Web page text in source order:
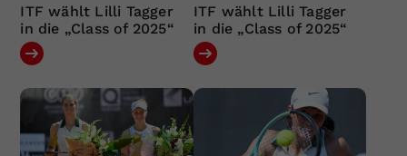
ITF wählt Lilli Tagger
in die „Class of 2025“
ITF wählt Lilli Tagger
in die „Class of 2025“